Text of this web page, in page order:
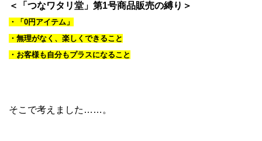
＜「つなワタリ堂」第1号商品販売の縛り＞
・「0円アイテム」
・無理がなく、楽しくできること
・お客様も自分もプラスになること
そこで考えました……。